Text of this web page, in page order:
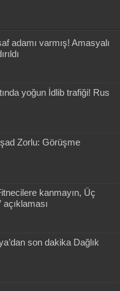
adamı varmış! Amasyalı
yoğun İdlib trafiği! Rus
Zorlu: Görüşme
kanmayın, Üç
açıklaması
son dakika Dağlık